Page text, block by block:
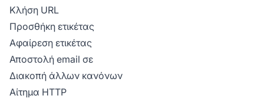
Κλήση URL
Προσθήκη ετικέτας
Αφαίρεση ετικέτας
Αποστολή email σε
Διακοπή άλλων κανόνων
Αίτημα HTTP